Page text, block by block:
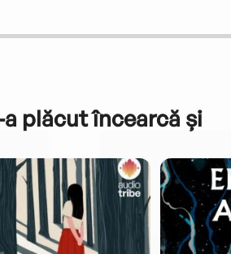
plăcut încearcă și